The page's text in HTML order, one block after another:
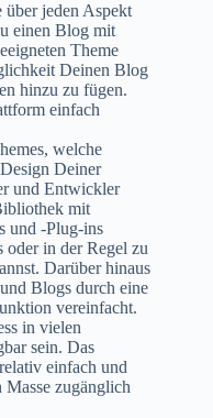
jeden Aspekt
einen Blog mit
Theme
Deinen Blog
hinzu zu fügen.
einfach
welche
Deiner
und Entwickler
mit
und -Plug-ins
oder in der Regel zu
Darüber hinaus
Blogs durch eine
vereinfacht.
in vielen
sein. Das
einfach und
Masse zugänglich